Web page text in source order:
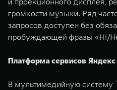
громкости музыки. Ряд
запросов доступен без
пробуждающей фразы «Hi/
Платформа сервисов Яндекс
В мультимедийную систему